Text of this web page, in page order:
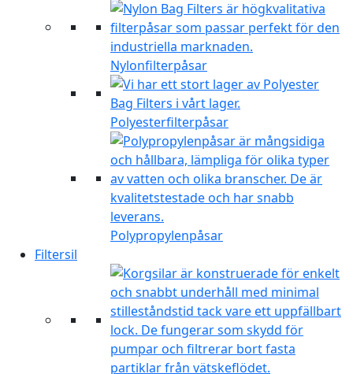
Nylonfilterpåsar
Polyesterfilterpåsar
Polypropylenpåsar
Filtersil